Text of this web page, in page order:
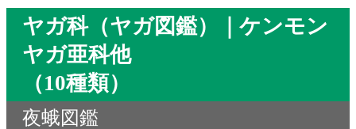
ヤガ科（ヤガ図鑑）｜ケンモン
ヤガ亜科他
（10種類）
夜蛾図鑑